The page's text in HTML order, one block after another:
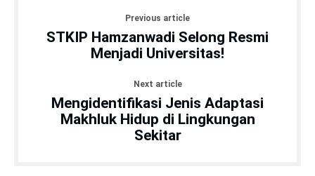
Previous article
STKIP Hamzanwadi Selong Resmi
Menjadi Universitas!
Next article
Mengidentifikasi Jenis Adaptasi
Makhluk Hidup di Lingkungan
Sekitar